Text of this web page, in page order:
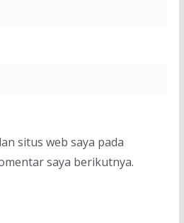
situs web saya pada
saya berikutnya.